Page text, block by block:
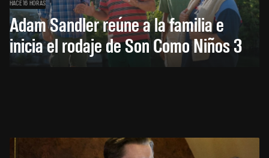
HACE 16 HORAS
Adam Sandler reúne a la familia e
inicia el rodaje de Son Como Niños 3